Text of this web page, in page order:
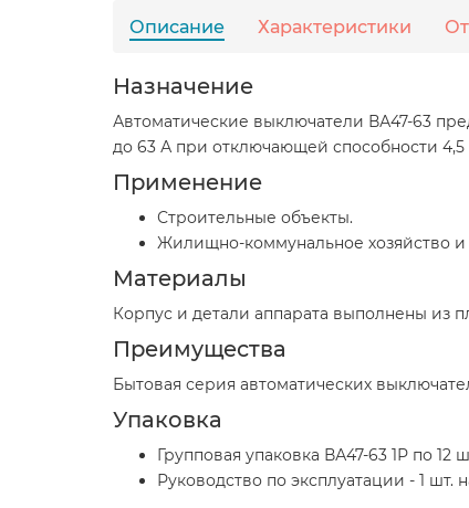
Описание Характеристики
Назначение
Автоматические выключатели ВА47-63
до 63 А при отключающей способности 4,5
Применение
Строительные объекты.
Жилищно-коммунальное хозяйство
Материалы
Корпус и детали аппарата выполнены из
Преимущества
Бытовая серия автоматических
Упаковка
Групповая упаковка ВА47-63 1Р по 12
Руководство по эксплуатации - 1 шт.